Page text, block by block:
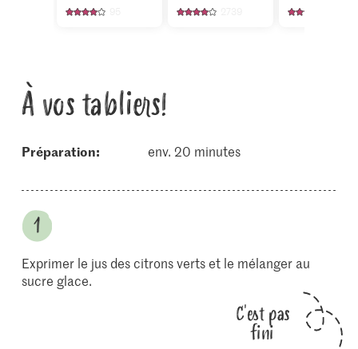
À vos tabliers!
Préparation: env. 20 minutes
Exprimer le jus des citrons verts et le mélanger au
sucre glace.
C'est pas
fini